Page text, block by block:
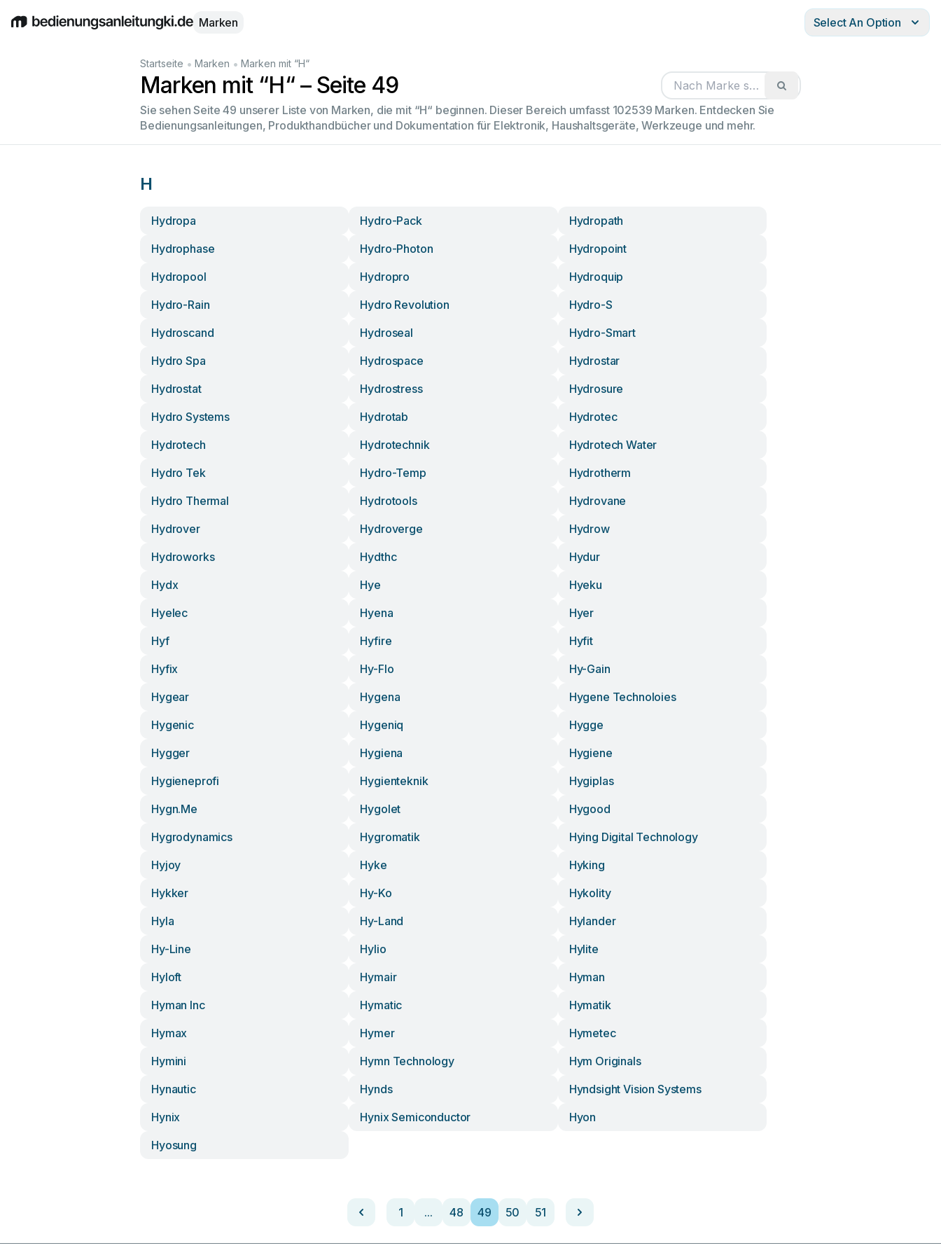
EnglishDeutschEspañolItalianoFrançais
Marken Select An Option
Startseite • Marken • Marken mit “H“
Marken mit “H“ – Seite 49
Sie sehen Seite 49 unserer Liste von Marken, die mit “H“ beginnen. Dieser Bereich umfasst 102539 Marken. Entdecken Sie
Bedienungsanleitungen, Produkthandbücher und Dokumentation für Elektronik, Haushaltsgeräte, Werkzeuge und mehr.
H
Hydropa Hydro-Pack
Hydropath
Hydrophase
Hydro-Photon
Hydropoint
Hydropool
Hydropro
Hydroquip
Hydro-Rain
Hydro Revolution
Hydro-S
Hydroscand
Hydroseal
Hydro-Smart
Hydro Spa
Hydrospace
Hydrostar
Hydrostat
Hydrostress
Hydrosure
Hydro Systems
Hydrotab
Hydrotec
Hydrotech
Hydrotechnik
Hydrotech Water
Hydro Tek
Hydro-Temp
Hydrotherm
Hydro Thermal
Hydrotools
Hydrovane
Hydrover
Hydroverge
Hydrow
Hydroworks
Hydthc
Hydur
Hydx
Hye
Hyeku
Hyelec
Hyena
Hyer
Hyf
Hyfire
Hyfit
Hyfix
Hy-Flo
Hy-Gain
Hygear
Hygena
Hygene Technoloies
Hygenic
Hygeniq
Hygge
Hygger
Hygiena
Hygiene
Hygieneprofi
Hygienteknik
Hygiplas
Hygn.me
Hygolet
Hygood
Hygrodynamics
Hygromatik
Hying Digital Technology
Hyjoy
Hyke
Hyking
Hykker
Hy-Ko
Hykolity
Hyla
Hy-Land
Hylander
Hy-Line
Hylio
Hylite
Hyloft
Hymair
Hyman
Hyman Inc
Hymatic
Hymatik
Hymax
Hymer
Hymetec
Hymini
Hymn Technology
Hym Originals
Hynautic
Hynds
Hyndsight Vision Systems
Hynix
Hynix Semiconductor
Hyon
Hyosung
1 ... 48 49 50 51